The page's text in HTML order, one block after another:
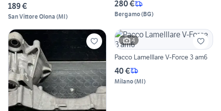
189 €
San Vittore Olona (MI)
280 €
Bergamo(BG)
4
Pacco Lamelllare V-Force 3 am6
40 €
Milano(MI)